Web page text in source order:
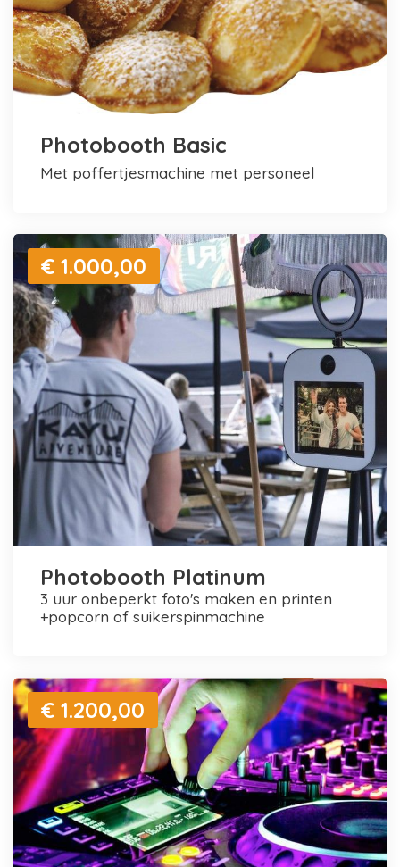
Photobooth Basic
met poffertjesmachine met personeel
€ 1.000,00
Photobooth Platinum
3 uur onbeperkt foto's maken en printen
+popcorn of suikerspinmachine
€ 1.200,00